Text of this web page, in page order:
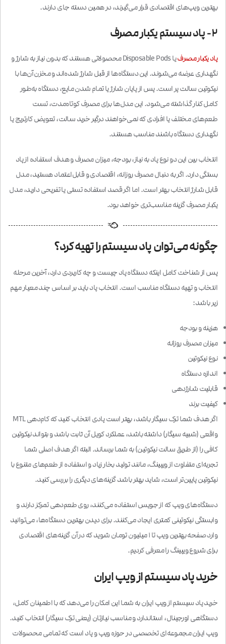
بهترین ویپ‌های اقتصادی قرار می‌گیرند، در همین دسته جای دارند.
۲- پاد سیستم یکبار مصرف
پاد یکبار مصرف
یا Disposable Pods محصولاتی هستند که بدون نیاز به شارژ و
نگهداری عرضه می‌شوند. این دستگاه‌ها از قبل شارژ شده‌اند و مخزن آن‌ها با
نیکوتین سالت پر است. پس از پایان شارژ یا تمام شدن مایع، دستگاه به‌طور
کامل کنار گذاشته می‌شود. این مدل‌ها برای مصرف کوتاه‌مدت، تست
طعم‌های مختلف یا افرادی که نمی‌خواهند درگیر خرید سالت، تعویض کارتریج یا
نگهداری دستگاه باشند مناسب هستند.
انتخاب بین این دو نوع پاد به نیاز، بودجه، میزان مصرف و هدف استفاده از پاد
بستگی دارد. اگر به دنبال مصرف روزانه، اقتصادی و قابل‌اعتماد هستید، مدل
قابل شارژ انتخاب بهتر است. اما اگر قصد استفاده تستی یا تفریحی دارید، مدل
یکبار مصرف گزینه مناسب‌تری خواهد بود.
چگونه می‌توان پاد سیستم را تهیه کرد؟
پس از شناخت کامل اینکه دستگاه پاد چیست و چه کاربردی دارد، آخرین مرحله
انتخاب و تهیه دستگاه مناسب است. انتخاب پاد باید بر اساس چند معیار مهم
زیر باشد:
هزینه و بودجه
میزان مصرف روزانه
نوع نیکوتین
اندازه دستگاه
قابلیت شارژدهی
کیفیت برند
اگر هدف شما ترک سیگار باشد، بهتر است پادی انتخاب کنید که کام‌دهی MTL
واقعی (شبیه سیگار) داشته باشد، عملکرد کویل آن ثابت باشد و بتواند نیکوتین
کافی را (از طریق سالت نیکوتین) به شما برساند. البته اگر هدف اصلی شما
تجربه‌ای متفاوت از ویپینگ، مانند تولید بخار زیاد و استفاده از طعم‌های متنوع با
نیکوتین پایین‌تر است، شاید بهتر باشد گزینه‌های دیگری را بررسی کنید.
دستگاه‌های ویپ که از جویس استفاده می‌کنند، روی طعم‌دهی تمرکز دارند و
وابستگی نیکوتینی کمتری ایجاد می‌کنند. برای دیدن بهترین دستگاه‌ها، می‌توانید
وارد صفحهبهترین ویپ تا ۱ میلیون تومان
شوید که در آن گزینه‌های اقتصادی
برای شروع ویپینگ را معرفی کردیم.
خرید پاد سیستم از ویپ ایران
خرید پاد سیستم از ویپ ایران به شما این امکان را می‌دهد که با اطمینان کامل،
دستگاهی اورجینال، استاندارد و مناسب نیازتان (یعنی ترک سیگار) انتخاب کنید.
ویپ ایران مجموعه‌ای تخصصی در حوزه ویپ و پاد است که تمامی محصولات